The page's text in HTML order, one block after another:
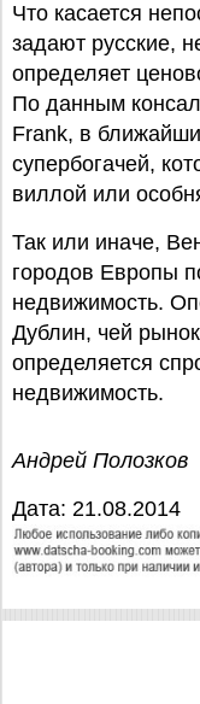
Что касается
задают русские,
определяет
По данным
Frank, в
супербогачей,
виллой или
Так или иначе,
городов Европы
недвижимость.
Дублин, чей
определяется
недвижимость.
Андрей Полозков
Дата: 21.08.2014